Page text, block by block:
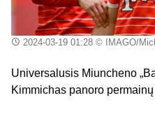
2024-03-19 01:28© IMAGO/
Universalusis Miuncheno
Kimmichas panoro